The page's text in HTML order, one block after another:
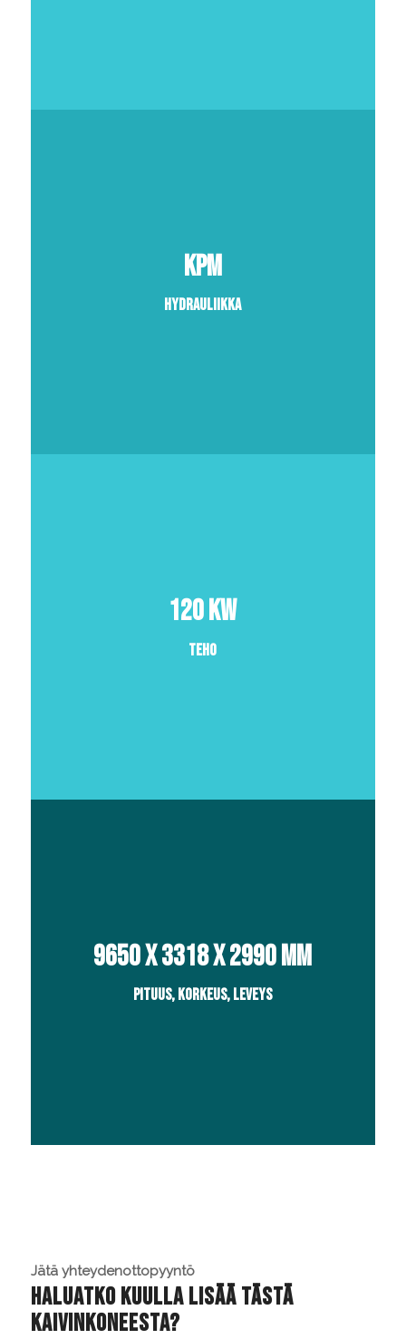
KPM
Hydrauliikka
120 kW
Teho
9650 x 3318 x 2990 mm
Pituus, korkeus, leveys
Jätä yhteydenottopyyntö
Haluatko kuulla lisää tästä
kaivinkoneesta?